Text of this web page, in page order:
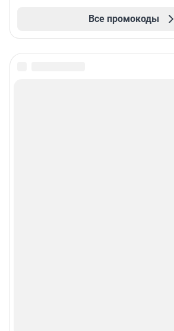
Все промокоды